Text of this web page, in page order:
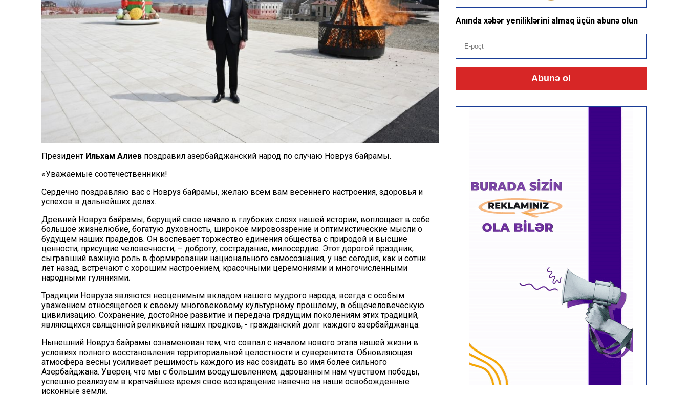
Президент Ильхам Алиевпоздравил азербайджанский народ по случаю Новруз байрамы.
«Уважаемые соотечественники!
Сердечно поздравляю вас с Новруз байрамы, желаю всем вам весеннего настроения, здоровья и
успехов в дальнейших делах.
Древний Новруз байрамы, берущий свое начало в глубоких слоях нашей истории, воплощает в себе
большое жизнелюбие, богатую духовность, широкое мировоззрение и оптимистические мысли о
будущем наших прадедов. Он воспевает торжество единения общества с природой и высшие
ценности, присущие человечности, – доброту, сострадание, милосердие. Этот дорогой праздник,
сыгравший важную роль в формировании национального самосознания, у нас сегодня, как и сотни
лет назад, встречают с хорошим настроением, красочными церемониями и многочисленными
народными гуляниями.
Традиции Новруза являются неоценимым вкладом нашего мудрого народа, всегда с особым
уважением относящегося к своему многовековому культурному прошлому, в общечеловеческую
цивилизацию. Сохранение, достойное развитие и передача грядущим поколениям этих традиций,
являющихся священной реликвией наших предков, - гражданский долг каждого азербайджанца.
Нынешний Новруз байрамы ознаменован тем, что совпал с началом нового этапа нашей жизни в
условиях полного восстановления территориальной целостности и суверенитета. Обновляющая
атмосфера весны усиливает решимость каждого из нас созидать во имя более сильного
Азербайджана. Уверен, что мы с большим воодушевлением, дарованным нам чувством победы,
успешно реализуем в кратчайшее время свое возвращение навечно на наши освобожденные
исконные земли.
Anında xəbər yeniliklərini almaq üçün abunə olun
Abunə ol